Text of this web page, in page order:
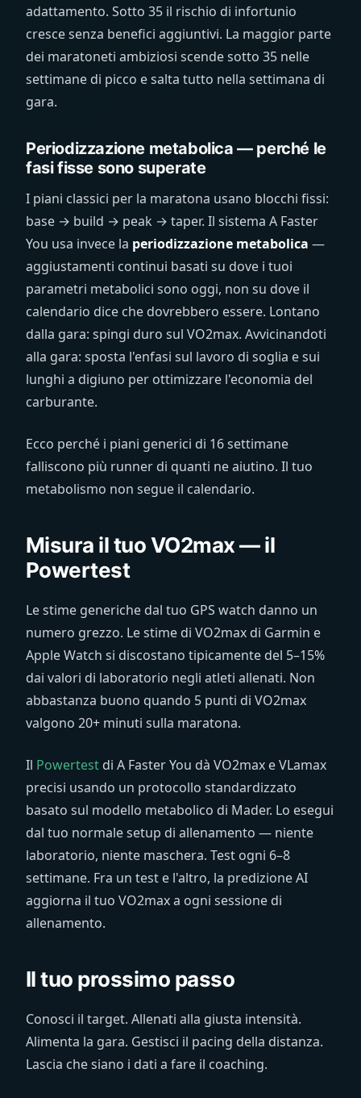
adattamento. Sotto 35 il rischio di infortunio
cresce senza benefici aggiuntivi. La maggior parte
dei maratoneti ambiziosi scende sotto 35 nelle
settimane di picco e salta tutto nella settimana di
gara.
Periodizzazione metabolica — perché le
fasi fisse sono superate
I piani classici per la maratona usano blocchi fissi:
base → build → peak → taper. Il sistema A Faster
You usa invece la periodizzazione metabolica —
aggiustamenti continui basati su dove i tuoi
parametri metabolici sono oggi, non su dove il
calendario dice che dovrebbero essere. Lontano
dalla gara: spingi duro sul VO2max. Avvicinandoti
alla gara: sposta l'enfasi sul lavoro di soglia e sui
lunghi a digiuno per ottimizzare l'economia del
carburante.
Ecco perché i piani generici di 16 settimane
falliscono più runner di quanti ne aiutino. Il tuo
metabolismo non segue il calendario.
Misura il tuo VO2max — il
Powertest
Le stime generiche dal tuo GPS watch danno un
numero grezzo. Le stime di VO2max di Garmin e
Apple Watch si discostano tipicamente del 5–15%
dai valori di laboratorio negli atleti allenati. Non
abbastanza buono quando 5 punti di VO2max
valgono 20+ minuti sulla maratona.
Il Powertest di A Faster You dà VO2max e VLamax
precisi usando un protocollo standardizzato
basato sul modello metabolico di Mader. Lo esegui
dal tuo normale setup di allenamento — niente
laboratorio, niente maschera. Test ogni 6–8
settimane. Fra un test e l'altro, la predizione AI
aggiorna il tuo VO2max a ogni sessione di
allenamento.
Il tuo prossimo passo
Conosci il target. Allenati alla giusta intensità.
Alimenta la gara. Gestisci il pacing della distanza.
Lascia che siano i dati a fare il coaching.